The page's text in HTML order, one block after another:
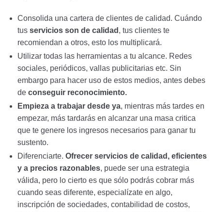
Consolida una cartera de clientes de calidad. Cuándo
tus servicios son de calidad , tus clientes te
recomiendan a otros, esto los multiplicará.
Utilizar todas las herramientas a tu alcance. Redes
sociales, periódicos, vallas publicitarias etc. Sin
embargo para hacer uso de estos medios, antes debes
de conseguir reconocimiento.
Empieza a trabajar desde ya, mientras más tardes en
empezar, más tardarás en alcanzar una masa critica
que te genere los ingresos necesarios para ganar tu
sustento.
Diferenciarte. Ofrecer servicios de calidad, eficientes
y a precios razonables, puede ser una estrategia
válida, pero lo cierto es que sólo podrás cobrar más
cuando seas diferente, especialízate en algo,
inscripción de sociedades, contabilidad de costos,